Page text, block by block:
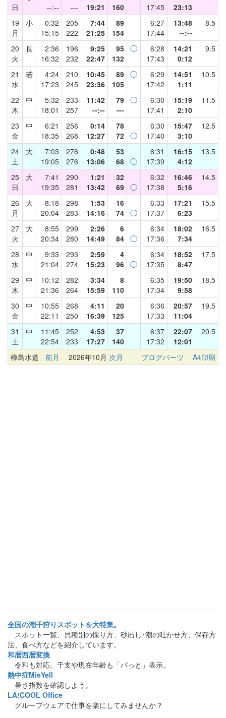
日
--:--
---
19:21
160
17:45
23:13
19
月
小
0:32
15:15
205
222
7:44
21:25
89
154
6:27
17:44
13:48
--:--
8.5
20
火
長
2:36
16:32
196
232
9:25
22:47
95
132
◯
6:28
17:43
14:21
0:12
9.5
21
水
若
4:24
17:23
210
245
10:45
23:36
89
105
◯
6:29
17:42
14:51
1:11
10.5
22
木
中
5:32
18:01
233
257
11:42
--:--
79
---
◯
6:30
17:41
15:19
2:10
11.5
23
金
中
6:21
18:35
256
268
0:14
12:27
78
72 ◯
6:30
17:40
15:47
3:10
12.5
24
土
大
7:03
19:05
276
276
0:48
13:06
53
68 ◯
6:31
17:39
16:15
4:12
13.5
25
日
大
7:41
19:35
290
281
1:21
13:42
32
69 ◯
6:32
17:38
16:46
5:16
14.5
26
月
大
8:18
20:04
298
283
1:53
14:16
16
74 ◯
6:33
17:37
17:21
6:23
15.5
27
火
大
8:55
20:34
299
280
2:26
14:49
6
84 ◯
6:34
17:36
18:02
7:34
16.5
28
水
中
9:33
21:04
293
274
2:59
15:23
4
96 ◯
6:34
17:35
18:52
8:47
17.5
29
木
中
10:12
21:36
282
264
3:34
15:59
8
110
6:35
17:34
19:50
9:58
18.5
30
金
中
10:55
22:11
268
250
4:11
16:39
20
125
6:36
17:33
20:57
11:04
19.5
31
土
中
11:45
22:54
252
233
4:53
17:27
37
140
6:37
17:32
22:07
12:01
20.5
樺島水道 前月 2026年10月 次月 ブログパーツ A4印刷
全国の潮干狩りスポットを大特集。
スポット一覧、貝種別の採り方、砂出し･潮の吐かせ方、保存方
法、食べ方などを紹介しています。
和暦西暦変換
令和も対応。干支や現在年齢も「パっと」表示。
熱中症MieYell
暑さ指数を確認しよう。
LA!COOL Office
グループウェアで仕事を楽にしてみませんか？